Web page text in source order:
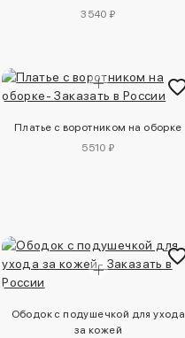
3540 ₽
Платье с воротником на оборке
5510 ₽
Ободок с подушечкой для ухода
за кожей